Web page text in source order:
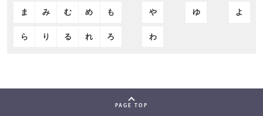
ま み む め も や ゆ よ
ら り る れ ろ わ
PAGE TOP